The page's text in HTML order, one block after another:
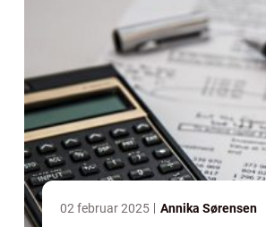
02 februar 2025 Annika Sørensen